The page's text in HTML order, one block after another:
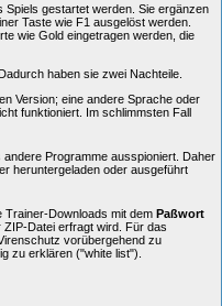
Spiels gestartet werden. Sie ergänzen
Taste wie F1 ausgelöst werden.
wie Gold eingetragen werden, die
haben sie zwei Nachteile.
Version; eine andere Sprache oder
funktioniert. Im schlimmsten Fall
Programme ausspioniert. Daher
heruntergeladen oder ausgeführt
Trainer-Downloads mit dem Paßwort
Datei erfragt wird. Für das
vorübergehend zu
zu erklären ("white list").